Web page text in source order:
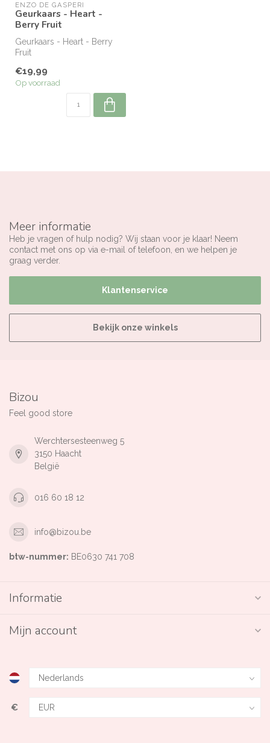
ENZO DE GASPERI
Geurkaars - Heart -
Berry Fruit
Geurkaars - Heart - Berry
Fruit
€19,99
Op voorraad
Meer informatie
Heb je vragen of hulp nodig? Wij staan voor je klaar! Neem
contact met ons op via e-mail of telefoon, en we helpen je
graag verder.
Klantenservice
Bekijk onze winkels
Bizou
Feel good store
Werchtersesteenweg 5
3150 Haacht
België
016 60 18 12
info@bizou.be
btw-nummer: BE0630 741 708
Informatie
Mijn account
€